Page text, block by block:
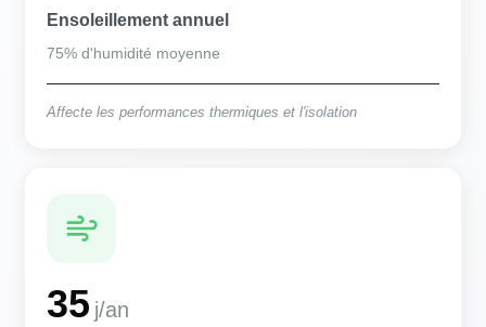
Ensoleillement annuel
75% d'humidité moyenne
Affecte les performances thermiques et l'isolation
35 j/an